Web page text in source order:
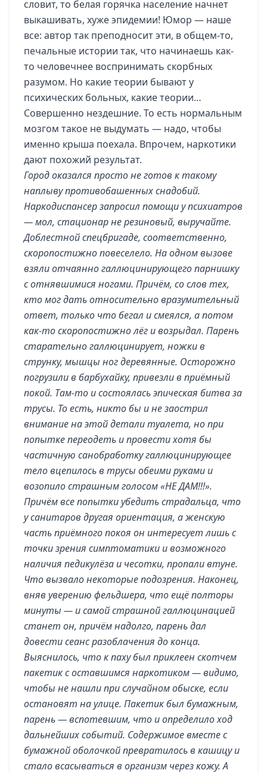
словит, то белая горячка население начнет
выкашивать, хуже эпидемии! Юмор — наше
все: автор так преподносит эти, в общем-то,
печальные истории так, что начинаешь как-
то человечнее воспринимать скорбных
разумом. Но какие теории бывают у
психических больных, какие теории…
Совершенно нездешние. То есть нормальным
мозгом такое не выдумать — надо, чтобы
именно крыша поехала. Впрочем, наркотики
дают похожий результат.
Город оказался просто не готов к такому
наплыву противобашенных снадобий.
Наркодиспансер запросил помощи у психиатров
— мол, стационар не резиновый, выручайте.
Доблестной спецбригаде, соответственно,
скоропостижно повеселело. На одном вызове
взяли отчаянно галлюцинирующего парнишку
с отнявшимися ногами. Причём, со слов тех,
кто мог дать относительно вразумительный
ответ, только что бегал и смеялся, а потом
как-то скоропостижно лёг и возрыдал. Парень
старательно галлюцинирует, ножки в
струнку, мышцы ног деревянные. Осторожно
погрузили в барбухайку, привезли в приёмный
покой. Там-то и состоялась эпическая битва за
трусы. То есть, никто бы и не заострил
внимание на этой детали туалета, но при
попытке переодеть и провести хотя бы
частичную санобработку галлюцинирующее
тело вцепилось в трусы обеими руками и
возопило страшным голосом «НЕ ДАМ!!!».
Причём все попытки убедить страдальца, что
у санитаров другая ориентация, а женскую
часть приёмного покоя он интересует лишь с
точки зрения симптоматики и возможного
наличия педикулёза и чесотки, пропали втуне.
Что вызвало некоторые подозрения. Наконец,
вняв уверению фельдшера, что ещё полторы
минуты — и самой страшной галлюцинацией
станет он, причём надолго, парень дал
довести сеанс разоблачения до конца.
Выяснилось, что к паху был приклеен скотчем
пакетик с оставшимся наркотиком — видимо,
чтобы не нашли при случайном обыске, если
остановят на улице. Пакетик был бумажным,
парень — вспотевшим, что и определило ход
дальнейших событий. Содержимое вместе с
бумажной оболочкой превратилось в кашицу и
стало всасываться в организм через кожу. А